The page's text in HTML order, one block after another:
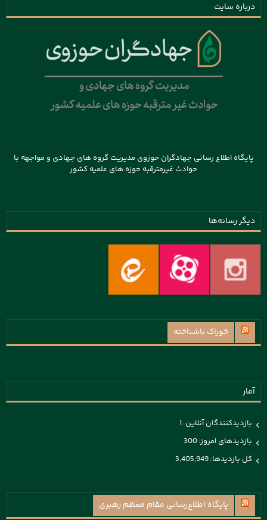
درباره سایت
پایگاه اطلاع رسانی جهادگران حوزوی مدیریت گروه های جهادی و مواجهه با
حوادث غیرمترقبه حوزه های علمیه کشور
دیگر رسانه‌ها
خوراک ناشناخته
آمار
بازدیدکنندگان آنلاین:1
بازدیدهای امروز:300
کل بازدیدها:3,405,949
پايگاه اطلاع‌رسانی مقام معظم رهبری